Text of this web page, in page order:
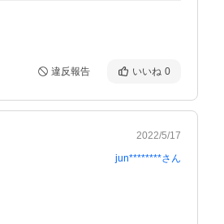
違反報告 いいね 0
2022/5/17
jun********さん